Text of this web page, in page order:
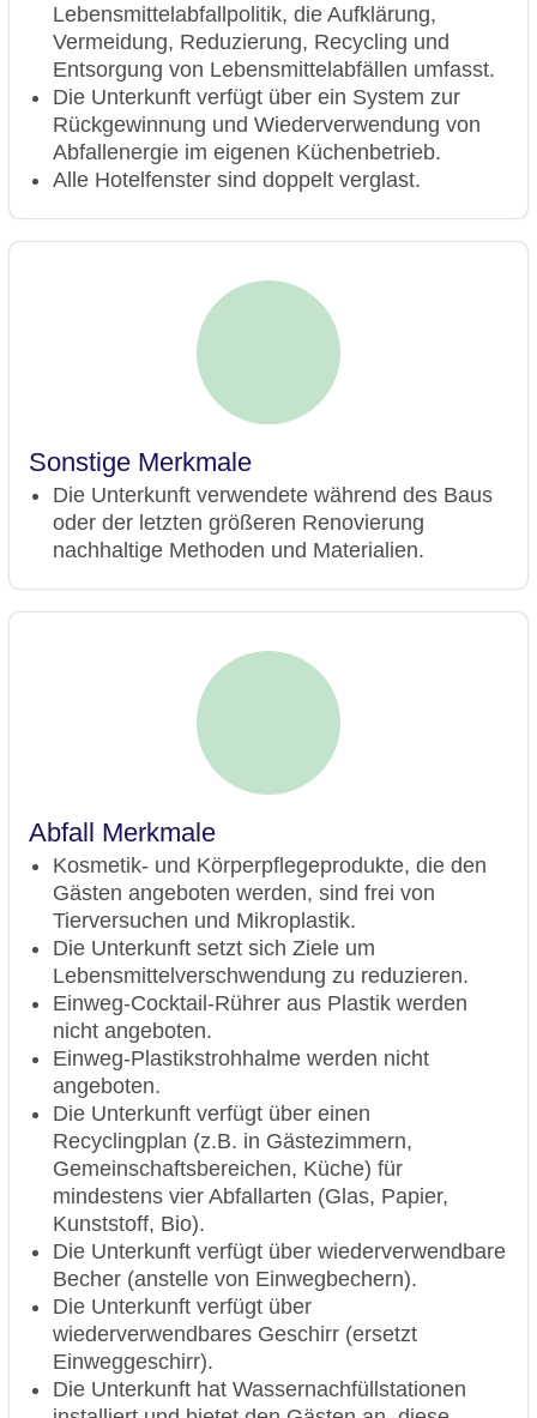
Lebensmittelabfallpolitik, die Aufklärung,
Vermeidung, Reduzierung, Recycling und
Entsorgung von Lebensmittelabfällen umfasst.
Die Unterkunft verfügt über ein System zur
Rückgewinnung und Wiederverwendung von
Abfallenergie im eigenen Küchenbetrieb.
Alle Hotelfenster sind doppelt verglast.
Sonstige Merkmale
Die Unterkunft verwendete während des Baus
oder der letzten größeren Renovierung
nachhaltige Methoden und Materialien.
Abfall Merkmale
Kosmetik- und Körperpflegeprodukte, die den
Gästen angeboten werden, sind frei von
Tierversuchen und Mikroplastik.
Die Unterkunft setzt sich Ziele um
Lebensmittelverschwendung zu reduzieren.
Einweg-Cocktail-Rührer aus Plastik werden
nicht angeboten.
Einweg-Plastikstrohhalme werden nicht
angeboten.
Die Unterkunft verfügt über einen
Recyclingplan (z.B. in Gästezimmern,
Gemeinschaftsbereichen, Küche) für
mindestens vier Abfallarten (Glas, Papier,
Kunststoff, Bio).
Die Unterkunft verfügt über wiederverwendbare
Becher (anstelle von Einwegbechern).
Die Unterkunft verfügt über
wiederverwendbares Geschirr (ersetzt
Einweggeschirr).
Die Unterkunft hat Wassernachfüllstationen